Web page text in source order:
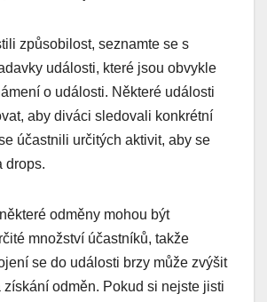
způsobilost, seznamte se s
události, které jsou obvykle
o události. Některé události
aby diváci sledovali konkrétní
účastnili určitých aktivit, aby se
drops.
odměny mohou být
množství účastníků, takže
se do události brzy může zvýšit
získání odměn. Pokud si nejste jisti